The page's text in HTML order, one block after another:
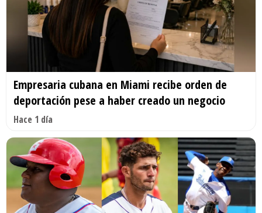
Empresaria cubana en Miami recibe orden de
deportación pese a haber creado un negocio
Hace 1 día